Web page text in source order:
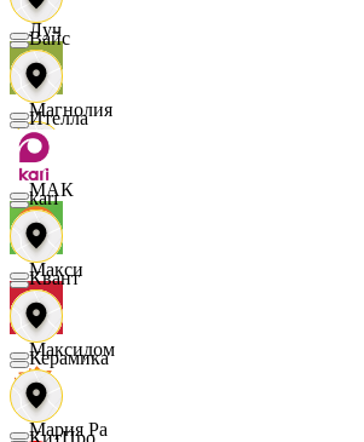
Луч
Магнолия
МАК
Макси
Максидом
Мария Ра
Вайс
Ителла
kari
Квант
Керамика
КитПро